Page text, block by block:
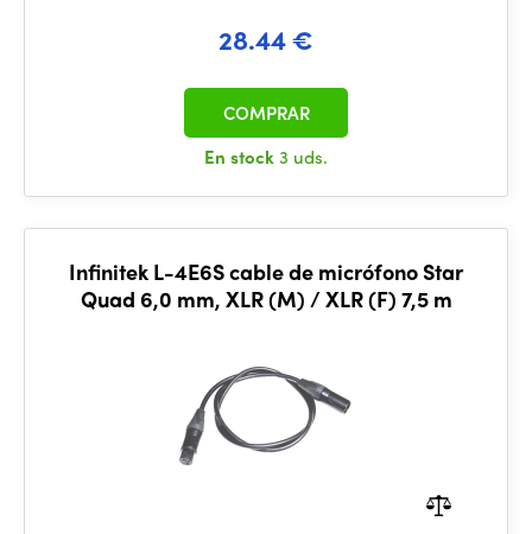
28.44 €
En stock3 uds.
COMPRAR
Infinitek L-4E6S cable de micrófono Star
Quad 6,0 mm, XLR (M) / XLR (F) 7,5 m